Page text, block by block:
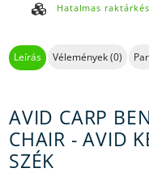
Hatalmas
Leírás Vélemények (0)
AVID CARP
CHAIR - AVID
SZÉK